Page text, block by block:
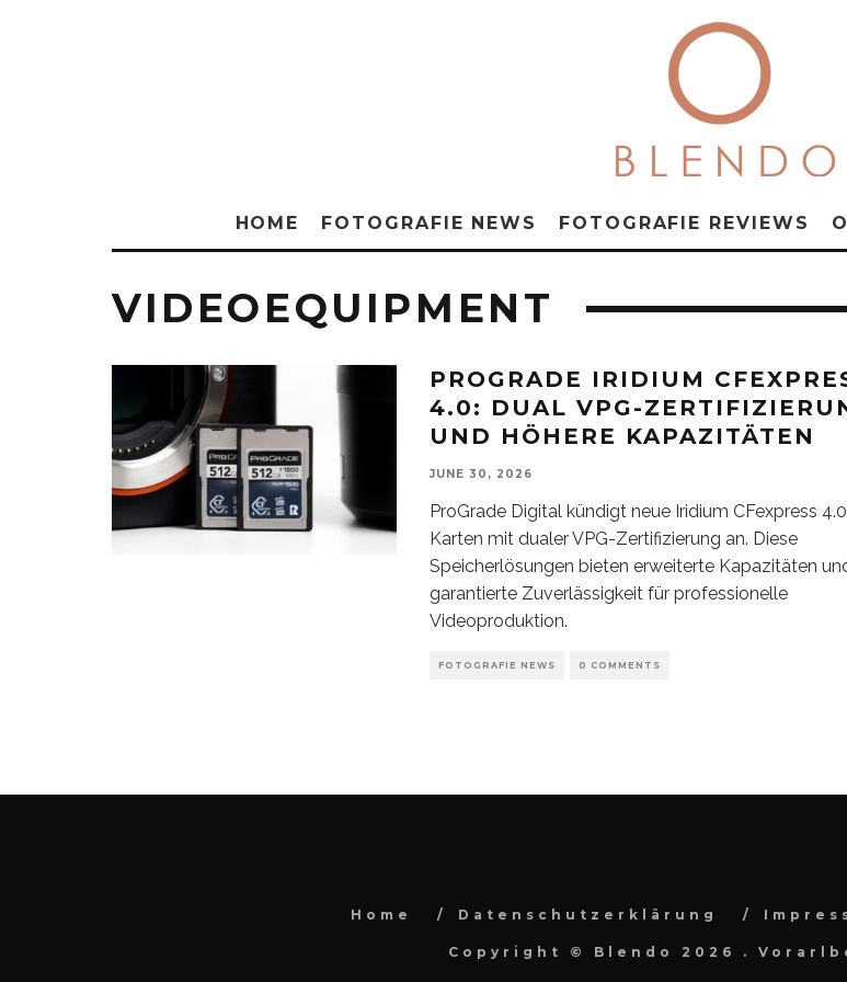
HOME FOTOGRAFIE NEWS FOTOGRAFIE REVIEWS
VIDEOEQUIPMENT
PROGRADE IRIDIUM
4.0: DUAL VPG-
UND HÖHERE KAPAZITÄTEN
JUNE 30, 2026
ProGrade Digital kündigt neue Iridium CFexpress
Karten mit dualer VPG-Zertifizierung an. Diese
Speicherlösungen bieten erweiterte Kapazitäten
garantierte Zuverlässigkeit für professionelle
Videoproduktion.
FOTOGRAFIE NEWS 0 COMMENTS
Home Datenschutzerklärung
Copyright © Blendo 2026 .